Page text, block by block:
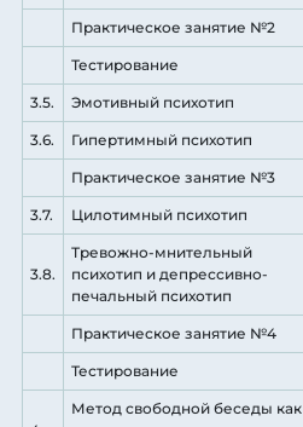
Практическое занятие №2
Тестирование
3.5. Эмотивный психотип
3.6. Гипертимный психотип
Практическое занятие №3
3.7. Цилотимный психотип
3.8.
Тревожно-мнительный
психотип и депрессивно-
печальный психотип
Практическое занятие №4
Тестирование
Метод свободной беседы как